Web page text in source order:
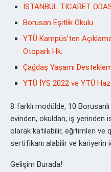
İSTANBUL TİCARET
Borusan Eşitlik Okulu
YTÜ Kampüs’ten
Otopark Hk.
Çağdaş Yaşamı
YTÜ İYS 2022 ve YTÜ
8 farklı modülde, 10
evinden, okuldan, iş yerinden
olarak katılabilir, eğitimleri ve
sertifikanı alabilir ve kariyerin
Gelişim Burada!